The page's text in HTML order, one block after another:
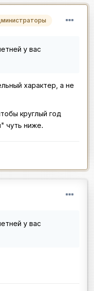
у вас
характер, а не
круглый год
чуть ниже.
у вас